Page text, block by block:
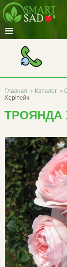
≡
Главная › Каталог ›
Херітейч
ТРОЯНДА